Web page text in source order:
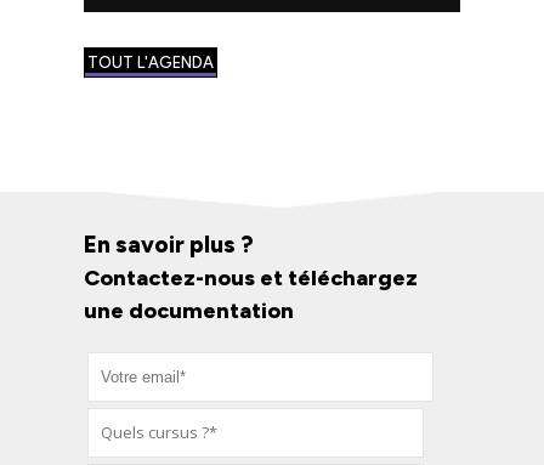
TOUT L'AGENDA
En savoir plus ?
Contactez-nous et téléchargez
une documentation